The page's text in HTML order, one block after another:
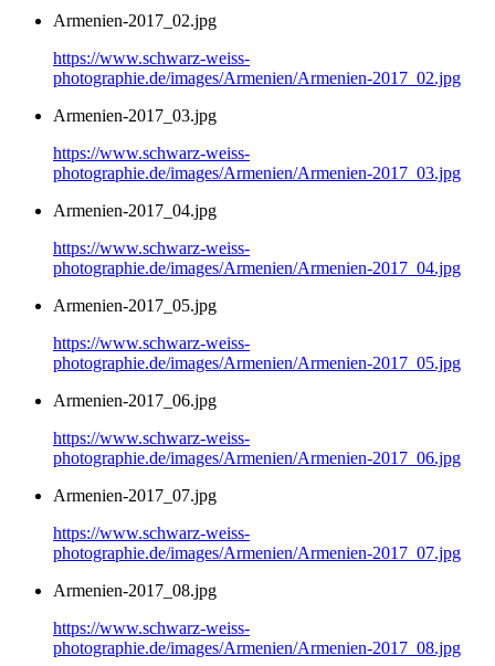
Armenien-2017_02.jpg
https://www.schwarz-weiss-
photographie.de/images/Armenien/Armenien-2017_02.jpg
Armenien-2017_03.jpg
https://www.schwarz-weiss-
photographie.de/images/Armenien/Armenien-2017_03.jpg
Armenien-2017_04.jpg
https://www.schwarz-weiss-
photographie.de/images/Armenien/Armenien-2017_04.jpg
Armenien-2017_05.jpg
https://www.schwarz-weiss-
photographie.de/images/Armenien/Armenien-2017_05.jpg
Armenien-2017_06.jpg
https://www.schwarz-weiss-
photographie.de/images/Armenien/Armenien-2017_06.jpg
Armenien-2017_07.jpg
https://www.schwarz-weiss-
photographie.de/images/Armenien/Armenien-2017_07.jpg
Armenien-2017_08.jpg
https://www.schwarz-weiss-
photographie.de/images/Armenien/Armenien-2017_08.jpg